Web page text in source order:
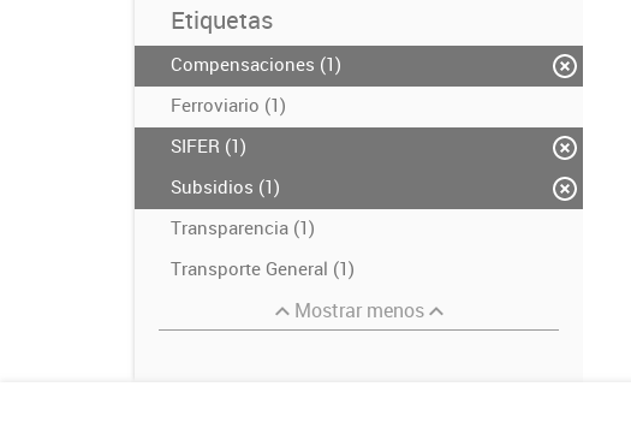
Etiquetas
Compensaciones (1)
Ferroviario (1)
SIFER (1)
Subsidios (1)
Transparencia (1)
Transporte General (1)
Mostrar menos